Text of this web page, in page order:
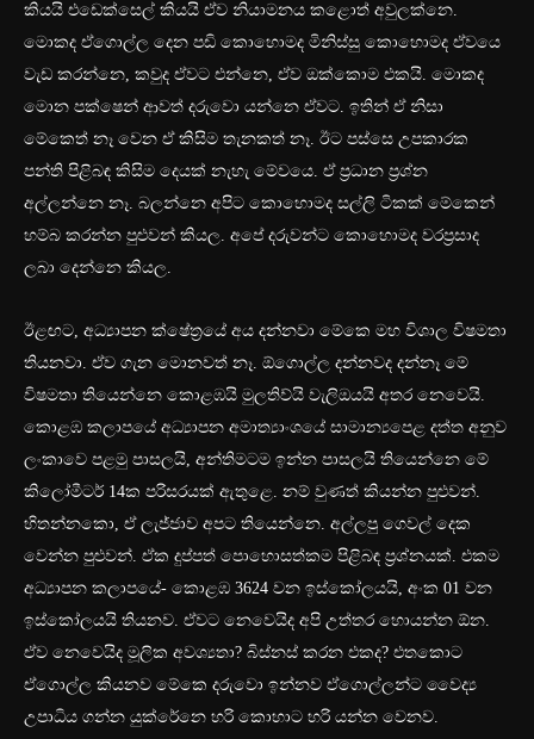
කියයි එඩෙක්සෙල් කියයි ඒව නියාමනය කළොත් අවුලක්නෙ.
මොකද ඒගොල්ල දෙන පඩි කොහොමද මිනිස්සු කොහොමද ඒවයෙ
වැඩ කරන්නෙ, කවුද ඒවට එන්නෙ, ඒව ඔක්කොම එකයි. මොකද
මොන පක්ෂෙන් ආවත් දරුවො යන්නෙ ඒවට. ඉතින් ඒ නිසා
මේකෙත් නෑ වෙන ඒ කිසිම තැනකත් නෑ. ඊට පස්සෙ උපකාරක
පන්ති පිළිබඳ කිසිම දෙයක් නැහැ මේවයෙ. ඒ ප්‍රධාන ප්‍රශ්න
අල්ලන්නෙ නෑ. බලන්නෙ අපිට කොහොමද සල්ලි ටිකක් මේකෙන්
හම්බ කරන්න පුළුවන් කියල. අපේ දරුවන්ට කොහොමද වරප්‍රසාද
ලබා දෙන්නෙ කියල.
ඊළඟට, අධ්‍යාපන ක්ෂේත්‍රයේ අය දන්නවා මේකෙ මහ විශාල විෂමතා
තියනවා. ඒව ගැන මොනවත් නෑ. ඕගොල්ල දන්නවද දන්නෑ මේ
විෂමතා තියෙන්නෙ කොළඹයි මුලතිව්යි වැලිඔයයි අතර නෙවෙයි.
කොළඹ කලාපයේ අධ්‍යාපන අමාත්‍යාංශයේ සාමාන්‍යපෙළ දත්ත අනුව
ලංකාවෙ පළමු පාසලයි, අන්තිමටම ඉන්න පාසලයි තියෙන්නෙ මේ
කිලෝමීටර් 14ක පරිසරයක් ඇතුළෙ. නම් වුණත් කියන්න පුළුවන්.
හිතන්නකො, ඒ ලැජ්ජාව අපට තියෙන්නෙ. අල්ලපු ගෙවල් දෙක
වෙන්න පුළුවන්. ඒක දුප්පත් පොහොසත්කම පිළිබඳ ප්‍රශ්නයක්. එකම
අධ්‍යාපන කලාපයේ- කොළඹ 3624 වන ඉස්කෝලයයි, අංක 01 වන
ඉස්කෝලයයි තියනව. ඒවට නෙවෙයිද අපි උත්තර හොයන්න ඕන.
ඒව නෙවෙයිද මූලික අවශ්‍යතා? බිස්නස් කරන එකද? එතකොට
ඒගොල්ල කියනව මේකෙ දරුවො ඉන්නව ඒගොල්ලන්ට වෛද්‍ය
උපාධිය ගන්න යුක්රේනෙ හරි කොහාට හරි යන්න වෙනව.